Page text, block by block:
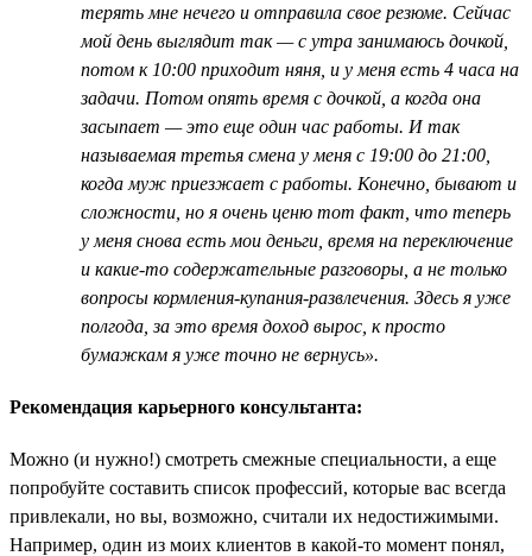
терять мне нечего и отправила свое резюме. Сейчас
мой день выглядит так — с утра занимаюсь дочкой,
потом к 10:00 приходит няня, и у меня есть 4 часа на
задачи. Потом опять время с дочкой, а когда она
засыпает — это еще один час работы. И так
называемая третья смена у меня с 19:00 до 21:00,
когда муж приезжает с работы. Конечно, бывают и
сложности, но я очень ценю тот факт, что теперь
у меня снова есть мои деньги, время на переключение
и какие-то содержательные разговоры, а не только
вопросы кормления-купания-развлечения. Здесь я уже
полгода, за это время доход вырос, к просто
бумажкам я уже точно не вернусь».
Рекомендация карьерного консультанта:
Можно (и нужно!) смотреть смежные специальности, а еще
попробуйте составить список профессий, которые вас всегда
привлекали, но вы, возможно, считали их недостижимыми.
Например, один из моих клиентов в какой-то момент понял,